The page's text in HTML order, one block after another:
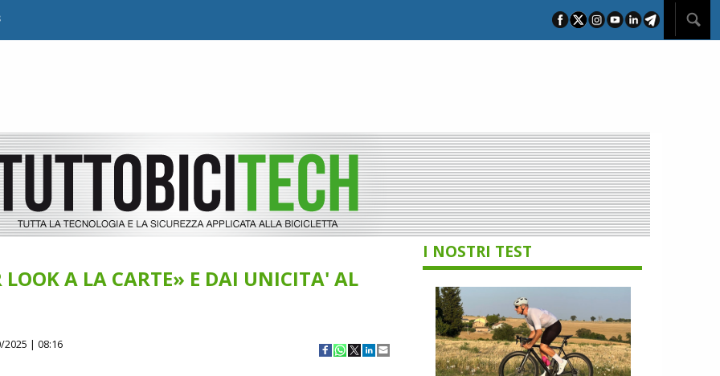
LOOK A LA CARTE» E DAI UNICITA' AL
2025 | 08:16
I NOSTRI TEST